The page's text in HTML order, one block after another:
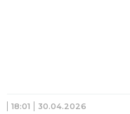
18:01 30.04.2026